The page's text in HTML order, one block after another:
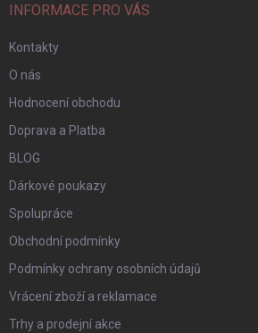
INFORMACE PRO VÁS
Kontakty
O nás
Hodnocení obchodu
Doprava a Platba
BLOG
Dárkové poukazy
Spolupráce
Obchodní podmínky
Podmínky ochrany osobních údajů
Vrácení zboží a reklamace
Trhy a prodejní akce